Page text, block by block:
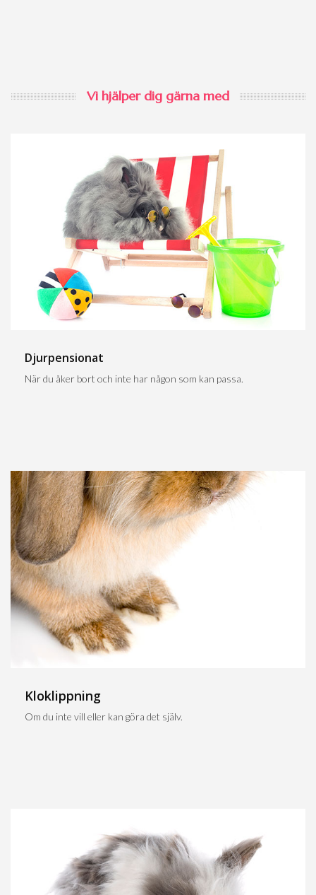
Vi hjälper dig gärna med
Djurpensionat
När du åker bort och inte har någon som kan passa.
Kloklippning
Om du inte vill eller kan göra det själv.